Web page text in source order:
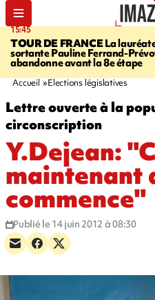
15:45
TOUR DE FRANCELa
sortante Pauline Ferrand-
abandonne avant la 8e étape
Accueil Elections législatives
Lettre ouverte à la
circonscription
Y.Dejean:
maintenant
commence"
Publié le 14 juin 2012 à 08:30